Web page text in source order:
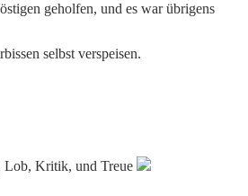
geholfen, und es war übrigens
selbst verspeisen.
Lob, Kritik, und Treue